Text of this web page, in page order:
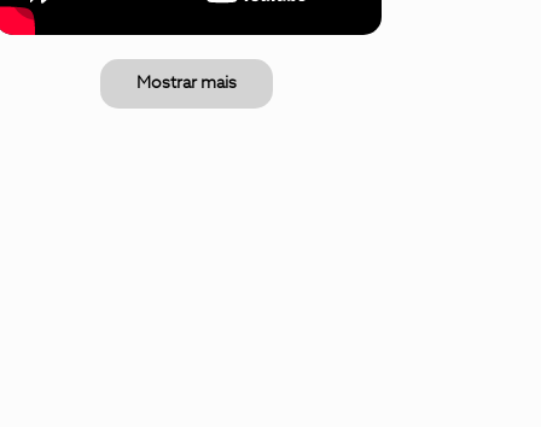
Mostrar mais